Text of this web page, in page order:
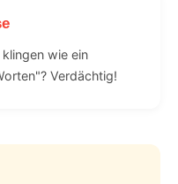
wie ein
Verdächtig!